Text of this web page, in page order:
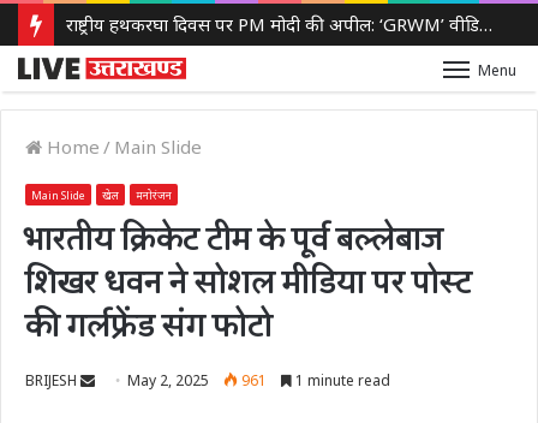
राष्ट्रीय हथकरघा दिवस पर PM मोदी की अपील: ‘GRWM’ वीडियो शेयर कर बढ़ाएं स्वदेशी हैंडलूम की पहचान
Menu
Home / Main Slide
Main Slide खेल मनोरंजन
भारतीय क्रिकेट टीम के पूर्व बल्लेबाज
शिखर धवन ने सोशल मीडिया पर पोस्ट
की गर्लफ्रेंड संग फोटो
BRIJESH
SendMay 2, 2025 961 1 minute read